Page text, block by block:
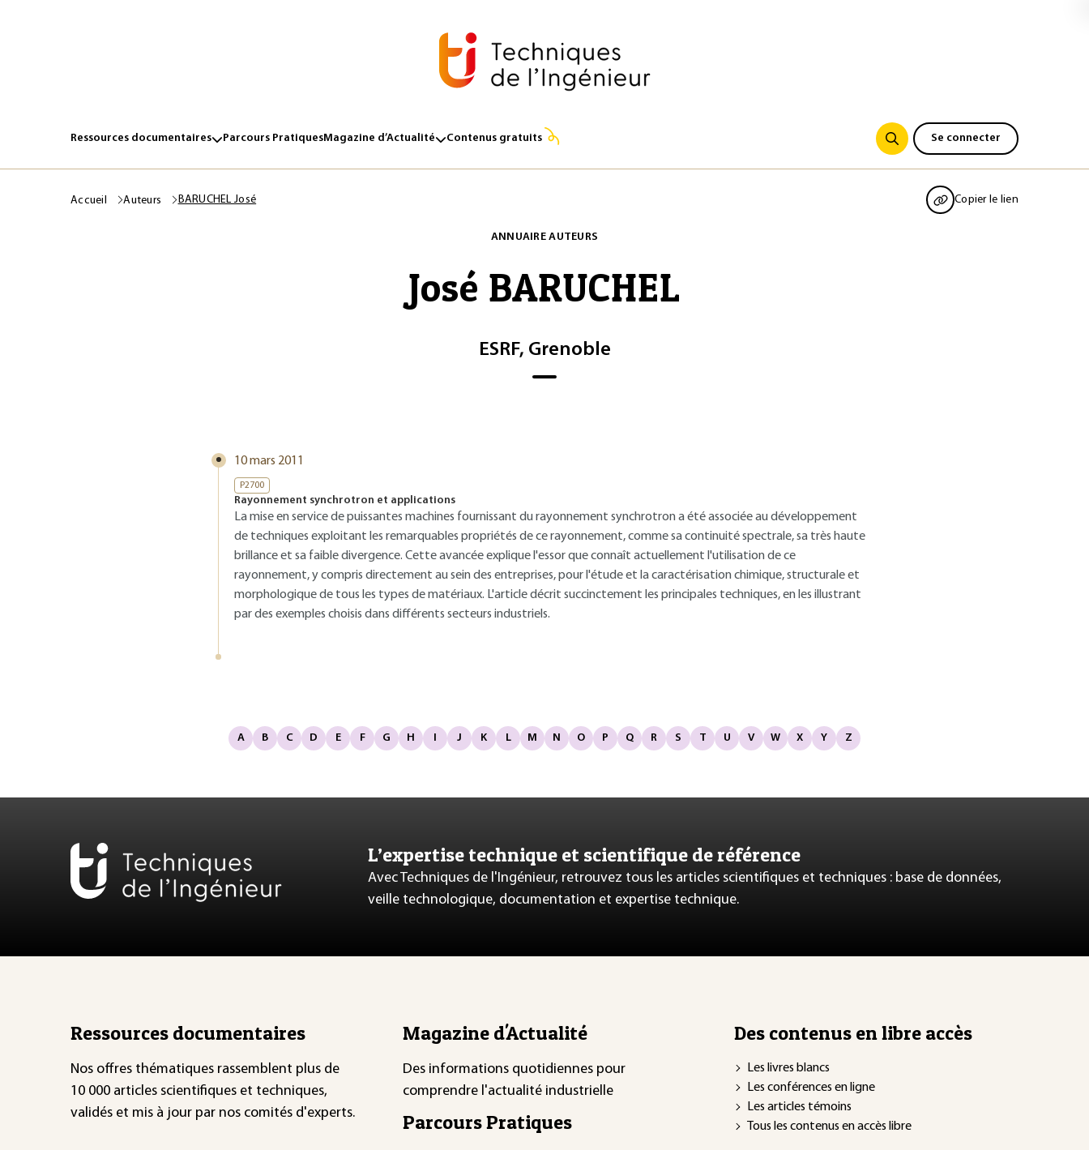
Ressources documentaires Parcours PratiquesMagazine d’Actualité Contenus gratuits Se connecter
Accueil Auteurs BARUCHEL José Copier le lien
ANNUAIRE AUTEURS
José BARUCHEL
ESRF, Grenoble
10 mars 2011
P2700
Rayonnement synchrotron et applications
La mise en service de puissantes machines fournissant du rayonnement synchrotron a été associée au développement
de techniques exploitant les remarquables propriétés de ce rayonnement, comme sa continuité spectrale, sa très haute
brillance et sa faible divergence. Cette avancée explique l'essor que connaît actuellement l'utilisation de ce
rayonnement, y compris directement au sein des entreprises, pour l'étude et la caractérisation chimique, structurale et
morphologique de tous les types de matériaux. L'article décrit succinctement les principales techniques, en les illustrant
par des exemples choisis dans différents secteurs industriels.
A B C D E F G H I J K L M N O P Q R S T U V W X Y Z
L’expertise technique et scientifique de référence
Avec Techniques de l'Ingénieur, retrouvez tous les articles scientifiques et techniques : base de données,
veille technologique, documentation et expertise technique.
Ressources documentaires
Nos offres thématiques rassemblent plus de
10 000 articles scientifiques et techniques,
validés et mis à jour par nos comités d'experts.
Magazine d'Actualité
Des informations quotidiennes pour
comprendre l'actualité industrielle
Parcours Pratiques
Des contenus en libre accès
Les livres blancs
Les conférences en ligne
Les articles témoins
Tous les contenus en accès libre